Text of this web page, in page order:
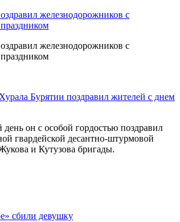
железнодорожников с
железнодорожников с
Бурятии поздравил жителей с днем
он с особой гордостью поздравил
гвардейской десантно-штурмовой
и Кутузова бригады.
сбили девушку